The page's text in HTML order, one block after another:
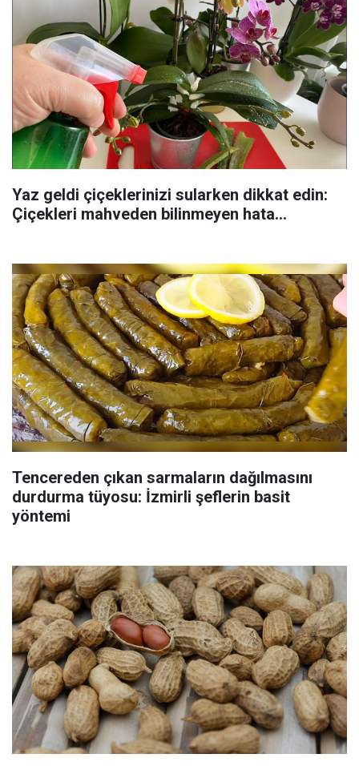
Yaz geldi çiçeklerinizi sularken dikkat edin:
Çiçekleri mahveden bilinmeyen hata...
Tencereden çıkan sarmaların dağılmasını
durdurma tüyosu: İzmirli şeflerin basit
yöntemi